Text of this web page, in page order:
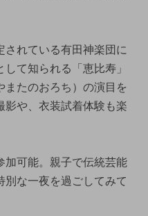
されている有田神楽団に
て知られる「恵比寿」
またのおろち）の演目を
影や、衣装試着体験も楽
加可能。親子で伝統芸能
別な一夜を過ごしてみて